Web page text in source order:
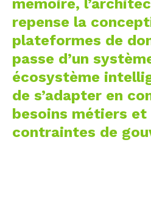
mémoire,
repense la
plateformes de
passe d’un
écosystème
de s’adapter en
besoins métiers et
contraintes de